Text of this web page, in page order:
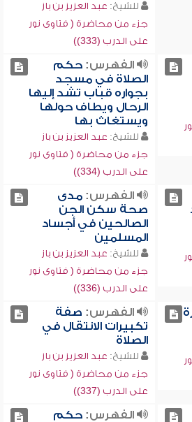
للشيخ: عبد العزيز بن باز
جزء من محاضرة ( فتاوى نور
على الدرب (333))
الفهرس:حكم
الصلاة في مسجد
بجواره قباب تشد إليها
الرحال ويطاف حولها
ويستغاث بها
للشيخ: عبد العزيز بن باز
جزء من محاضرة ( فتاوى نور
على الدرب (334))
الفهرس:مدى
صحة سكن الجن
الصالحين في أجساد
المسلمين
للشيخ: عبد العزيز بن باز
جزء من محاضرة ( فتاوى نور
على الدرب (336))
الفهرس: صفة
تكبيرات الانتقال في
الصلاة
للشيخ: عبد العزيز بن باز
جزء من محاضرة ( فتاوى نور
على الدرب (337))
الفهرس:حكم